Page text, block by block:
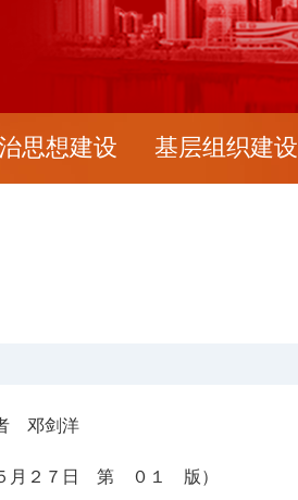
思想建设 基层组织建设
邓剑洋
５月２７日 第 ０１ 版）